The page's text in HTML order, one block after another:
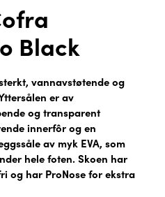
Black
vannavstøtende og
er av
og transparent
innerfôr og en
av myk EVA, som
hele foten. Skoen har
og har ProNose for ekstra